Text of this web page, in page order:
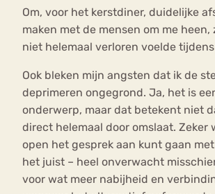
Om, voor het kerstdiner, duidelijke
maken met de mensen om me heen,
niet helemaal verloren voelde
Ook bleken mijn angsten dat ik de
deprimeren ongegrond. Ja, het is
onderwerp, maar dat betekent niet
direct helemaal door omslaat. Zeker
open het gesprek aan kunt gaan met
het juist – heel onverwacht
voor wat meer nabijheid en